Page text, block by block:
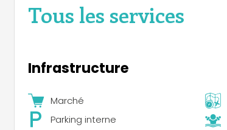
Tous les services
Infrastructure
Marché
Parking interne